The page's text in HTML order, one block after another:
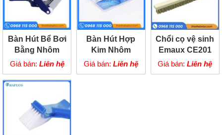
Bàn Hút Bể Bơi
Bằng Nhôm
SPS
Giá bán: Liên hệ
Bàn Hút Hợp
Kim Nhôm
Procopi
Giá bán: Liên hệ
Chổi cọ vệ sinh
Emaux CE201
Giá bán:Liên hệ